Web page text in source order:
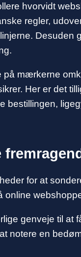
hvorvidt
regler,
Desuden
mærkerne
Her er det
bestillingen,
for at
genveje til at
notere en